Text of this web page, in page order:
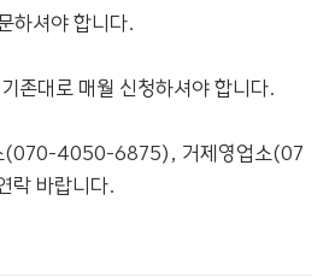
하셔야 합니다.
존대로 매월 신청하셔야 합니다.
(070-4050-6875), 거제영업소(07
바랍니다.